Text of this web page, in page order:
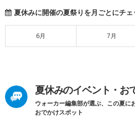
夏休みに開催の夏祭りを月ごとにチェ
6月 7月
夏休みのイベント・お
ウォーカー編集部が選ぶ、この夏に
おでかけスポット